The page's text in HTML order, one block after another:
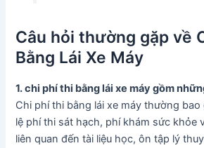
Câu hỏi thường gặp về
Bằng Lái Xe Máy
1. chi phí thi bằng lái xe máy gồm
Chi phí thi bằng lái xe máy thường
lệ phí thi sát hạch, phí khám sức khỏe
liên quan đến tài liệu học, ôn tập lý